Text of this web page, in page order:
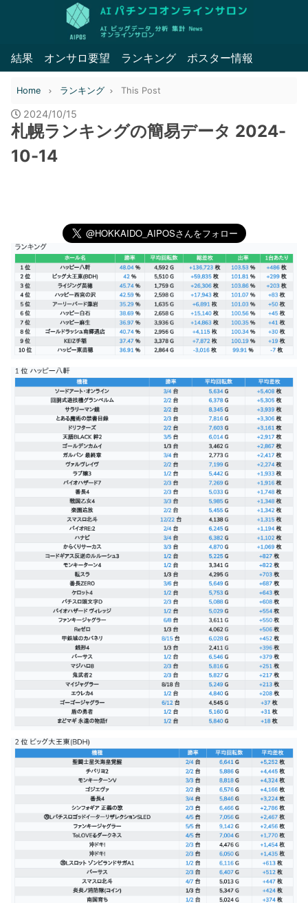
結果 オンサロ要望 ランキング ポスター情報
Home ランキング This Post
2024/10/15
札幌ランキングの簡易データ 2024-
10-14